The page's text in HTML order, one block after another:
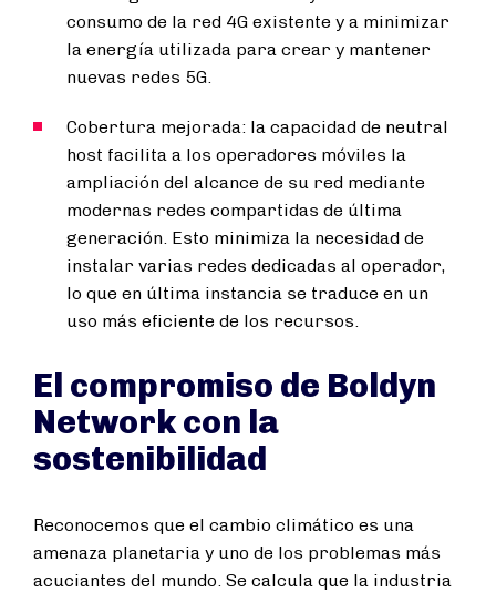
consumo de la red 4G existente y a minimizar
la energía utilizada para crear y mantener
nuevas redes 5G.
Cobertura mejorada: la capacidad de neutral
host facilita a los operadores móviles la
ampliación del alcance de su red mediante
modernas redes compartidas de última
generación. Esto minimiza la necesidad de
instalar varias redes dedicadas al operador,
lo que en última instancia se traduce en un
uso más eficiente de los recursos.
El compromiso de Boldyn
Network con la
sostenibilidad
Reconocemos que el cambio climático es una
amenaza planetaria y uno de los problemas más
acuciantes del mundo. Se calcula que la industria